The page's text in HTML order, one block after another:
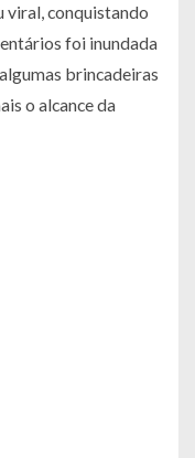
viral, conquistando
foi inundada
brincadeiras
o alcance da